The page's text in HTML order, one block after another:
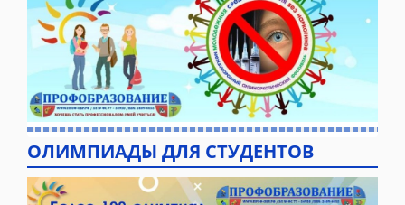
ОЛИМПИАДЫ ДЛЯ СТУДЕНТОВ